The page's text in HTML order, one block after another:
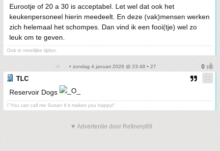
Eurootje of 20 a 30 is acceptabel. Let wel dat ook het
keukenpersoneel hierin meedeelt. En deze (vak)mensen werken
zich helemaal het schompes. Dan vind ik een fooi(tje) wel zo
leuk om te geven.
Ook in moeilijke tijden.
• zondag 4 januari 2026 @ 23:48 • 27
TLC
Reservoir Dogs
\"You can call me Susan if it makes you happy\"
▼ Advertentie door Refinery89